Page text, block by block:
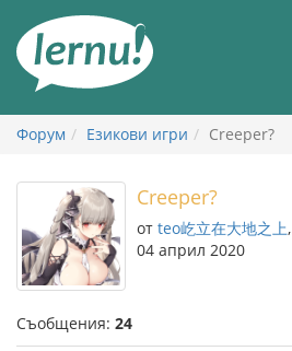
съдържанието
Форум Езикови игри Creeper?
Creeper?
от teo屹立在大地之上,
04 април 2020
Съобщения: 24